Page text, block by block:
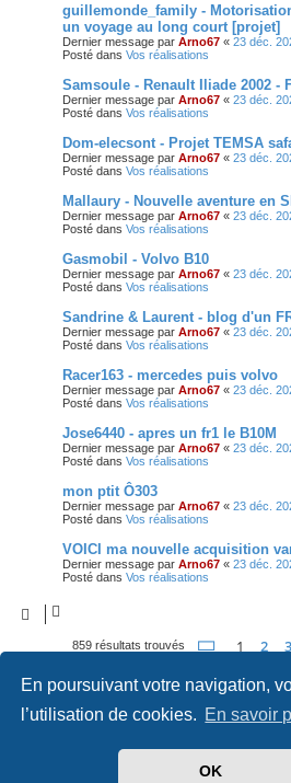
En poursuivant votre navigation,
l’utilisation de cookies. En savoir
OK
guillemond​e_family -
un voyage au long court [projet]
Dernier message par Arno67 « 23 déc.
Posté dans Vos réalisations
Samsoule - Renault Iliade 2002 -
Dernier message par Arno67 « 23 déc.
Posté dans Vos réalisations
Dom-elecso​nt - Projet TEMSA
Dernier message par Arno67 « 23 déc.
Posté dans Vos réalisations
Mallaury - Nouvelle aventure en
Dernier message par Arno67 « 23 déc.
Posté dans Vos réalisations
Gasmobil - Volvo B10
Dernier message par Arno67 « 23 déc.
Posté dans Vos réalisations
Sandrine & Laurent - blog d'un
Dernier message par Arno67 « 23 déc.
Posté dans Vos réalisations
Racer163 - mercedes puis volvo
Dernier message par Arno67 « 23 déc.
Posté dans Vos réalisations
Jose6440 - apres un fr1 le B10M
Dernier message par Arno67 « 23 déc.
Posté dans Vos réalisations
mon ptit Ô303
Dernier message par Arno67 « 23 déc.
Posté dans Vos réalisations
VOICI ma nouvelle acquisition
Dernier message par Arno67 « 23 déc.
Posté dans Vos réalisations
859 résultats trouvés Page 1sur
1 2 3
phpBB ® Forum